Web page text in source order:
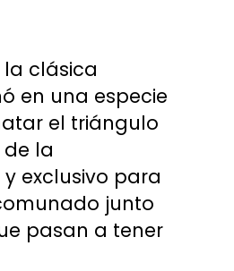
clásica
en una especie
el triángulo
de la
exclusivo para
junto
pasan a tener